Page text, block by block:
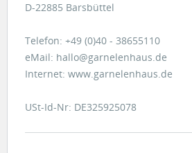
D-22885 Barsbüttel
Telefon: +49 (0)40 - 38655110
eMail: hallo@garnelenhaus.de
Internet: www.garnelenhaus.de
USt-Id-Nr: DE325925078